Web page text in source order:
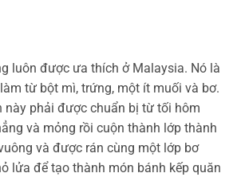
luôn được ưa thích ở Malaysia. Nó là
từ bột mì, trứng, một ít muối và bơ.
này phải được chuẩn bị từ tối hôm
và mỏng rồi cuộn thành lớp thành
và được rán cùng một lớp bơ
lửa để tạo thành món bánh kếp quăn